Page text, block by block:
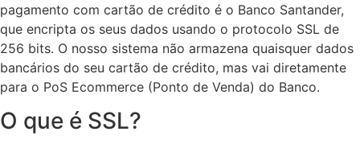
pagamento com cartão de crédito é o Banco Santander,
que encripta os seus dados usando o protocolo SSL de
256 bits. O nosso sistema não armazena quaisquer dados
bancários do seu cartão de crédito, mas vai diretamente
para o PoS Ecommerce (Ponto de Venda) do Banco.
O que é SSL?